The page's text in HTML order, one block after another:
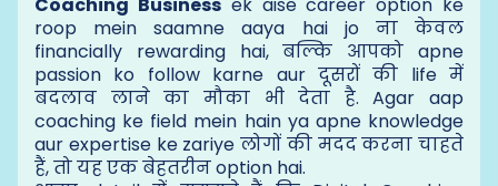
roop mein saamne aaya hai jo ना केवल
financially rewarding hai, बल्कि आपको apne
passion ko follow karne aur दूसरों की life में
बदलाव लाने का मौका भी देता है. Agar aap
coaching ke field mein hain ya apne knowledge
aur expertise ke zariye लोगों की मदद करना चाहते
हैं, तो यह एक बेहतरीन option hai.